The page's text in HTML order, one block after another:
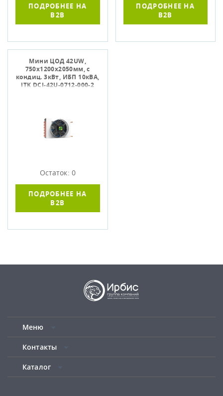
ПОДРОБНЕЕ НА
B2B
ПОДРОБНЕЕ НА
B2B
Мини ЦОД 42UW,
750х1200х2050мм, с
кондиц. 3кВт, ИБП 10кВА,
ITK DCI-42U-0712-000-2
Остаток: 0
ПОДРОБНЕЕ НА
B2B
Меню
Контакты
Каталог